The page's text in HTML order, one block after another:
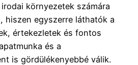
környezetek számára
hiszen egyszerre láthatók a
értekezletek és fontos
és a
is gördülékenyebbé válik.